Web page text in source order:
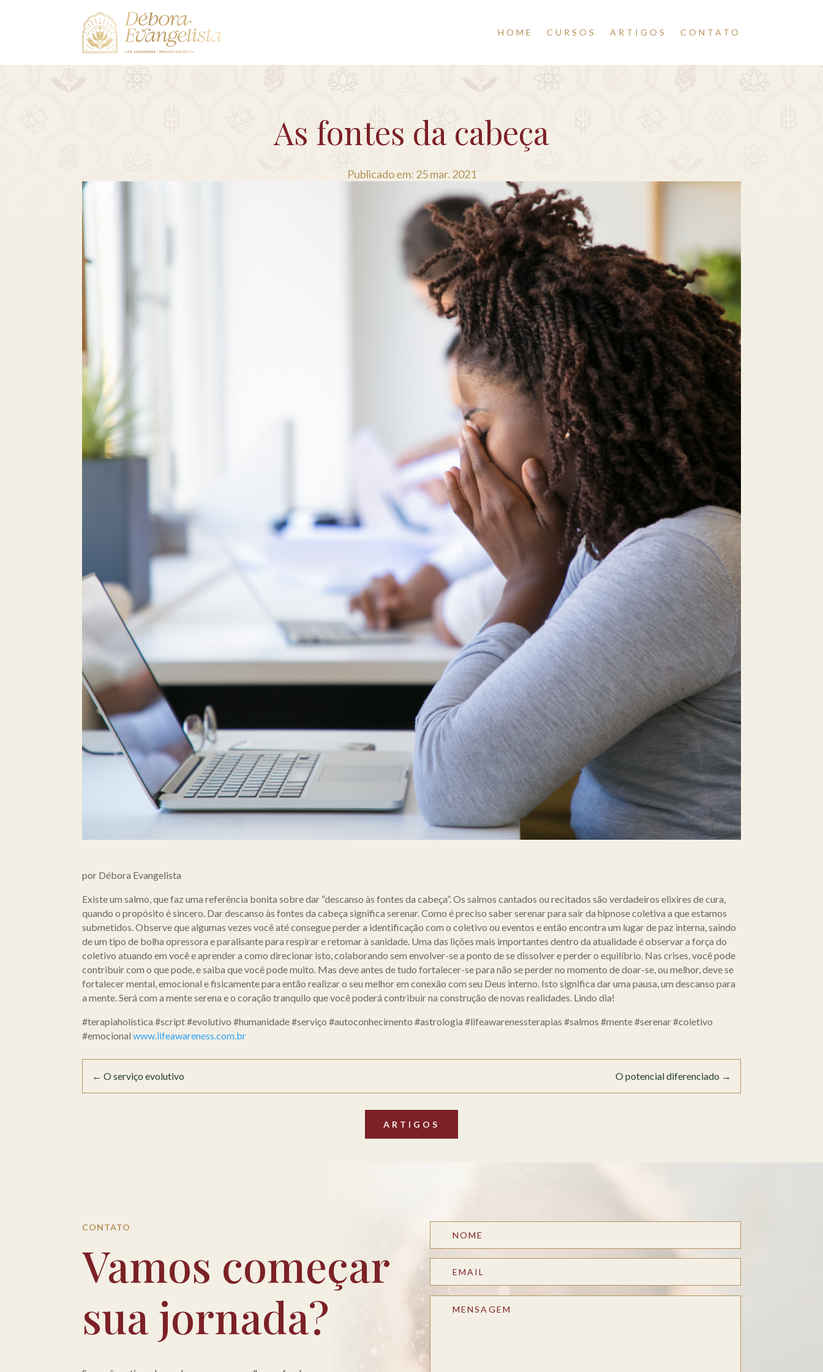
HOME CURSOS ARTIGOS CONTATO
As fontes da cabeça
Publicado em: 25 mar. 2021
por Débora Evangelista
Existe um salmo, que faz uma referência bonita sobre dar “descanso às fontes da cabeça”. Os salmos cantados ou recitados são verdadeiros elixires de cura,
quando o propósito é sincero. Dar descanso às fontes da cabeça significa serenar. Como é preciso saber serenar para sair da hipnose coletiva a que estamos
submetidos. Observe que algumas vezes você até consegue perder a identificação com o coletivo ou eventos e então encontra um lugar de paz interna, saindo
de um tipo de bolha opressora e paralisante para respirar e retomar à sanidade. Uma das lições mais importantes dentro da atualidade é observar a força do
coletivo atuando em você e aprender a como direcionar isto, colaborando sem envolver-se a ponto de se dissolver e perder o equilíbrio. Nas crises, você pode
contribuir com o que pode, e saiba que você pode muito. Mas deve antes de tudo fortalecer-se para não se perder no momento de doar-se, ou melhor, deve se
fortalecer mental, emocional e fisicamente para então realizar o seu melhor em conexão com seu Deus interno. Isto significa dar uma pausa, um descanso para
a mente. Será com a mente serena e o coração tranquilo que você poderá contribuir na construção de novas realidades. Lindo dia!
#terapiaholística #script #evolutivo #humanidade #serviço #autoconhecimento #astrologia #lifeawarenessterapias #salmos #mente #serenar #coletivo
#emocionalwww.lifeawareness.com.br
←O serviço evolutivo O potencial diferenciado →
ARTIGOS
CONTATO
Vamos começar
sua jornada?